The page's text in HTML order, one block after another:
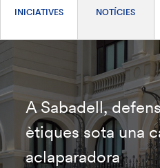
INICIATIVES NOTÍCIES
A Sabadell,
ètiques sota una
aclaparadora